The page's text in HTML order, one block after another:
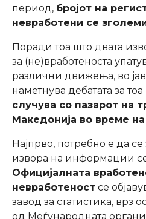
период, бројот на
невработени се
Поради тоа што двата
за (не)вработеноста
различни движења, во
наметнува дебатата за тоа
случува со пазарот на
Македонија во време
Најпрво, потребно е да
извора на информации
Официјалната
невработеност се
завод за статистика, врз
од Меѓународната